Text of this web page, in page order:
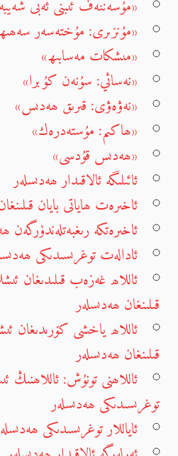
«مۇسەننەف ئىبنى ئەبى
«مۇنزىرى: مۇختەسەر
«مىشكات مەسابىھ»
«نەسائي: سۇنەن كۇبرا»
«نەۋەۋى: قىرىق ھەدىس»
«ھاكىم: مۇستەدرەك»
«ھەدىس قۇدسى»
ئائىلىگە ئالاقىدار ھەدىسلەر
ئاخىرەت ھاياتى بايان
ئاخىرەتكە رىغبەتلەندۈرگەن
ئادالەت توغرىسىدىكى
ئاللاھ غەزەب قىلىدىغان
قىلىنغان ھەدىسلەر
ئاللاھ ياخشى كۆرىدىغان
قىلىنغان ھەدىسلەر
ئاللاھنى تونۇش: ئاللاھنىڭ
توغرىسىدىكى ھەدىسلەر
ئاياللار توغرىسىدىكى